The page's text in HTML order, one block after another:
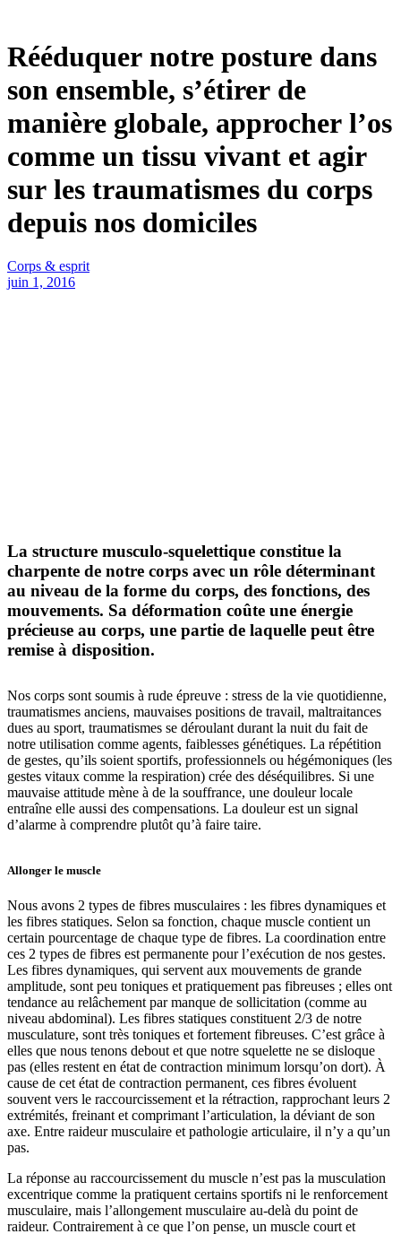
Rééduquer notre posture dans
son ensemble, s’étirer de
manière globale, approcher l’os
comme un tissu vivant et agir
sur les traumatismes du corps
depuis nos domiciles
Corps & esprit
juin 1, 2016
La structure musculo-squelettique constitue la
charpente de notre corps avec un rôle déterminant
au niveau de la forme du corps, des fonctions, des
mouvements. Sa déformation coûte une énergie
précieuse au corps, une partie de laquelle peut être
remise à disposition.
Nos corps sont soumis à rude épreuve : stress de la vie quotidienne,
traumatismes anciens, mauvaises positions de travail, maltraitances
dues au sport, traumatismes se déroulant durant la nuit du fait de
notre utilisation comme agents, faiblesses génétiques. La répétition
de gestes, qu’ils soient sportifs, professionnels ou hégémoniques (les
gestes vitaux comme la respiration) crée des déséquilibres. Si une
mauvaise attitude mène à de la souffrance, une douleur locale
entraîne elle aussi des compensations. La douleur est un signal
d’alarme à comprendre plutôt qu’à faire taire.
Allonger le muscle
Nous avons 2 types de fibres musculaires : les fibres dynamiques et
les fibres statiques. Selon sa fonction, chaque muscle contient un
certain pourcentage de chaque type de fibres. La coordination entre
ces 2 types de fibres est permanente pour l’exécution de nos gestes.
Les fibres dynamiques, qui servent aux mouvements de grande
amplitude, sont peu toniques et pratiquement pas fibreuses ; elles ont
tendance au relâchement par manque de sollicitation (comme au
niveau abdominal). Les fibres statiques constituent 2/3 de notre
musculature, sont très toniques et fortement fibreuses. C’est grâce à
elles que nous tenons debout et que notre squelette ne se disloque
pas (elles restent en état de contraction minimum lorsqu’on dort). À
cause de cet état de contraction permanent, ces fibres évoluent
souvent vers le raccourcissement et la rétraction, rapprochant leurs 2
extrémités, freinant et comprimant l’articulation, la déviant de son
axe. Entre raideur musculaire et pathologie articulaire, il n’y a qu’un
pas.
La réponse au raccourcissement du muscle n’est pas la musculation
excentrique comme la pratiquent certains sportifs ni le renforcement
musculaire, mais l’allongement musculaire au-delà du point de
raideur. Contrairement à ce que l’on pense, un muscle court et